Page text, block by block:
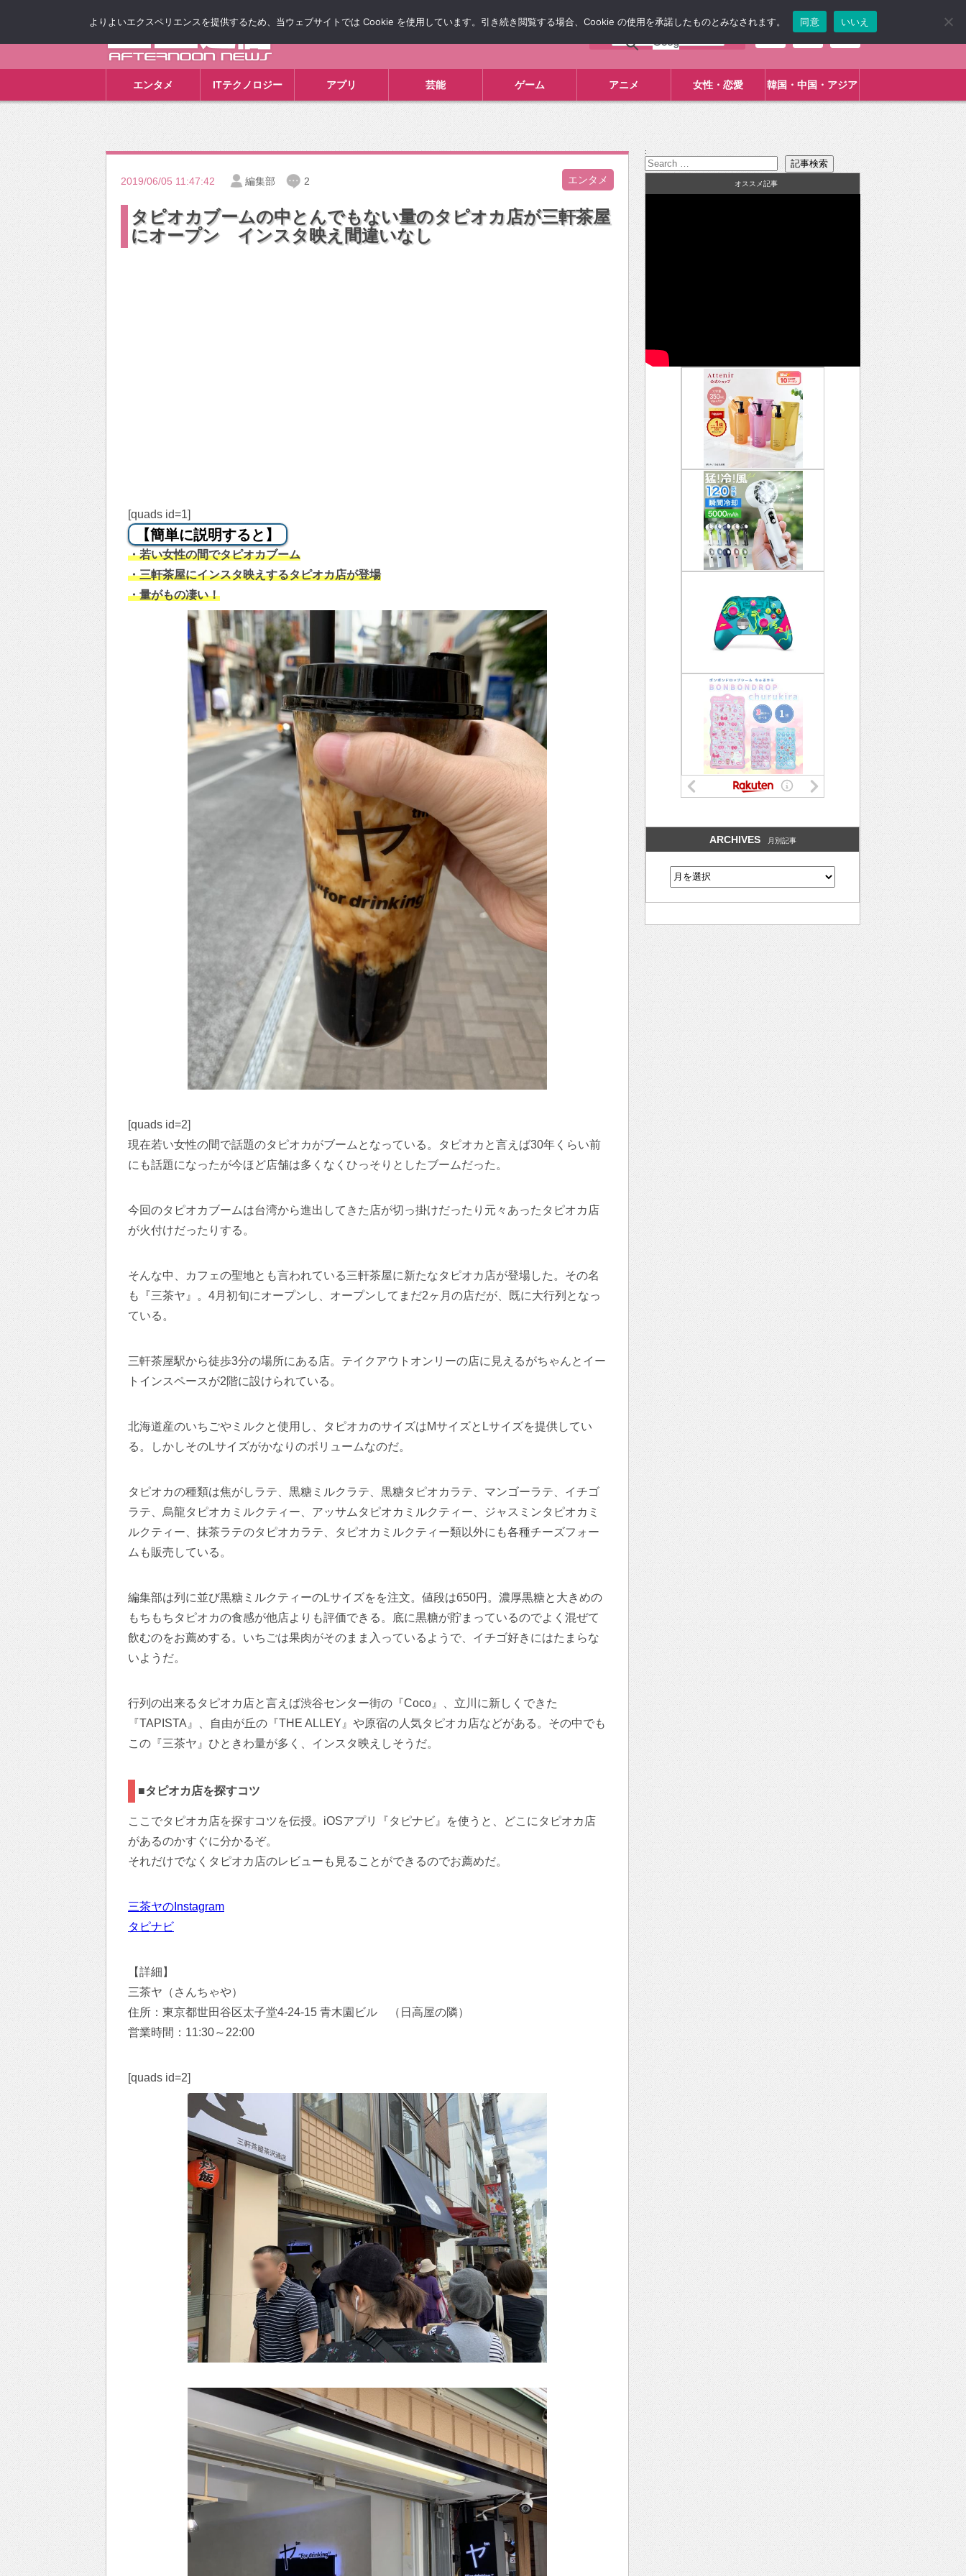
エンタメ ITテクノロジー アプリ 芸能 ゲーム アニメ 女性・恋愛 韓国・中国・アジア
2019/06/05 11:47:42 編集部 2 エンタメ
タピオカブームの中とんでもない量のタピオカ店が三軒茶屋
にオープン インスタ映え間違いなし
[quads id=1]
【簡単に説明すると】
・若い女性の間でタピオカブーム
・三軒茶屋にインスタ映えするタピオカ店が登場
・量がもの凄い！
[quads id=2]
現在若い女性の間で話題のタピオカがブームとなっている。タピオカと言えば30年くらい前
にも話題になったが今ほど店舗は多くなくひっそりとしたブームだった。
今回のタピオカブームは台湾から進出してきた店が切っ掛けだったり元々あったタピオカ店
が火付けだったりする。
そんな中、カフェの聖地とも言われている三軒茶屋に新たなタピオカ店が登場した。その名
も『三茶ヤ』。4月初旬にオープンし、オープンしてまだ2ヶ月の店だが、既に大行列となっ
ている。
三軒茶屋駅から徒歩3分の場所にある店。テイクアウトオンリーの店に見えるがちゃんとイー
トインスペースが2階に設けられている。
北海道産のいちごやミルクと使用し、タピオカのサイズはMサイズとLサイズを提供してい
る。しかしそのLサイズがかなりのボリュームなのだ。
タピオカの種類は焦がしラテ、黒糖ミルクラテ、黒糖タピオカラテ、マンゴーラテ、イチゴ
ラテ、烏龍タピオカミルクティー、アッサムタピオカミルクティー、ジャスミンタピオカミ
ルクティー、抹茶ラテのタピオカラテ、タピオカミルクティー類以外にも各種チーズフォー
ムも販売している。
編集部は列に並び黒糖ミルクティーのLサイズをを注文。値段は650円。濃厚黒糖と大きめの
もちもちタピオカの食感が他店よりも評価できる。底に黒糖が貯まっているのでよく混ぜて
飲むのをお薦めする。いちごは果肉がそのまま入っているようで、イチゴ好きにはたまらな
いようだ。
行列の出来るタピオカ店と言えば渋谷センター街の『Coco』、立川に新しくできた
『TAPISTA』、自由が丘の『THE ALLEY』や原宿の人気タピオカ店などがある。その中でも
この『三茶ヤ』ひときわ量が多く、インスタ映えしそうだ。
■タピオカ店を探すコツ
ここでタピオカ店を探すコツを伝授。iOSアプリ『タピナビ』を使うと、どこにタピオカ店
があるのかすぐに分かるぞ。
それだけでなくタピオカ店のレビューも見ることができるのでお薦めだ。
三茶ヤのInstagram
タピナビ
【詳細】
三茶ヤ（さんちゃや）
住所：東京都世田谷区太子堂4-24-15 青木園ビル （日高屋の隣）
営業時間：11:30～22:00
[quads id=2]
:
オススメ記事
ARCHIVES 月別記事
よりよいエクスペリエンスを提供するため、当ウェブサイトでは Cookie を使用しています。引き続き閲覧する場合、Cookie の使用を承諾したものとみなされます。 同意 いいえ